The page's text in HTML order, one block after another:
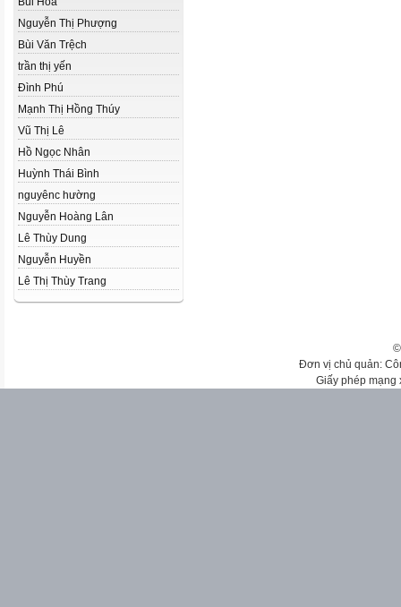
Nguyễn Thị Phượng
Bùi Văn Trệch
trần thị yến
Đình Phú
Mạnh Thị Hồng Thúy
Vũ Thị Lê
Hồ Ngọc Nhân
Huỳnh Thái Bình
nguyênc hường
Nguyễn Hoàng Lân
Lê Thùy Dung
Nguyễn Huyền
Lê Thị Thùy Trang
Đơn vị chủ quản:
Giấy phép mạng